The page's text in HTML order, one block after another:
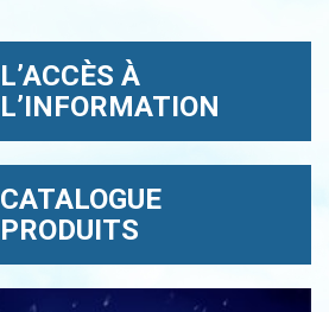
L’ACCÈS À
L’INFORMATION
CATALOGUE
PRODUITS